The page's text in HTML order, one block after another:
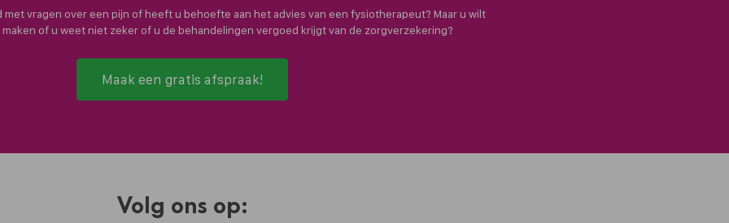
met vragen over een pijn of heeft u behoefte aan het advies van een fysiotherapeut? Maar u wilt
of u weet niet zeker of u de behandelingen vergoed krijgt van de zorgverzekering?
Maak een gratis afspraak!
Volg ons op: